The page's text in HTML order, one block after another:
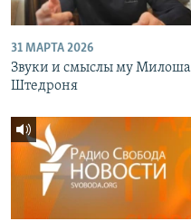
31 МАРТА 2026
Звуки и смыслы му Милоша
Штедроня